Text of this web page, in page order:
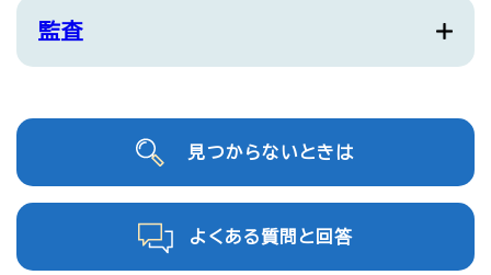
監査
見つからないときは
よくある質問と回答